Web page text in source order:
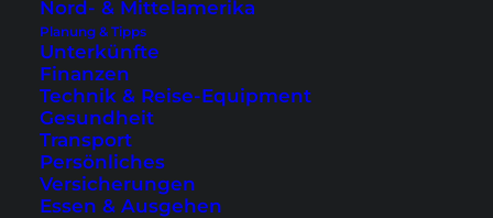
Nord- & Mittelamerika
Planung & Tipps
Unterkünfte
Finanzen
Technik & Reise-Equipment
Gesundheit
Transport
Persönliches
Versicherungen
Essen & Ausgehen
erwartest, kannst du bei uns 25 Aktivitäten und
Tipps zu den Gilis entdecken.